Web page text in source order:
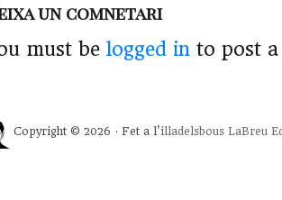
un comnetari
must be logged in to post
Copyright © 2026 · Fet a l'illadelsbous LaBreu